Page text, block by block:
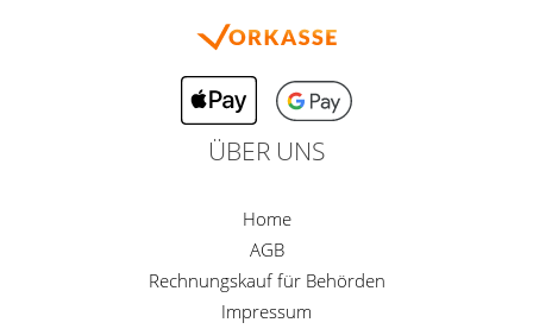
ÜBER UNS
Home
AGB
Rechnungskauf für Behörden
Impressum